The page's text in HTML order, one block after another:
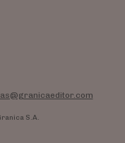
S.A.